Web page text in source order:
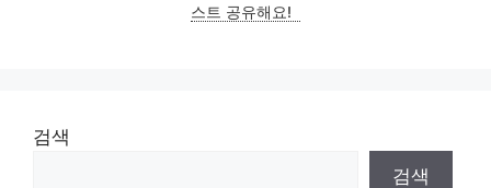
스트 공유해요!
검색
검색